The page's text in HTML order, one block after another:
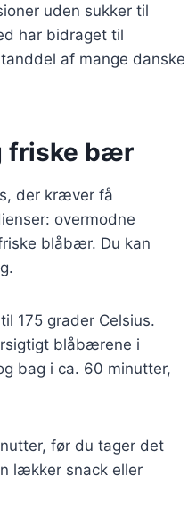
uden sukker til
har bidraget til
af mange danske
friske bær
der kræver få
overmodne
blåbær. Du kan
175 grader Celsius.
blåbærene i
bag i ca. 60 minutter,
før du tager det
lækker snack eller